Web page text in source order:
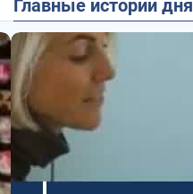
Главные истории дня